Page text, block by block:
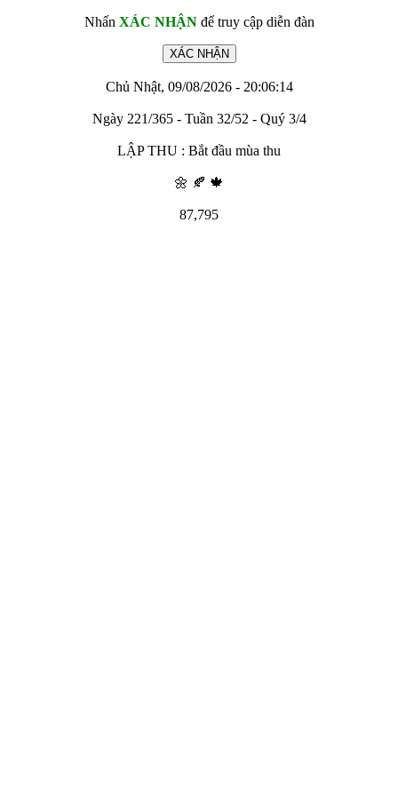
Nhấn XÁC NHẬNđể truy cập diễn đàn
Chủ Nhật, 09/08/2026 - 20:06:14
Ngày 221/365 - Tuần 32/52 - Quý 3/4
LẬP THU : Bắt đầu mùa thu
🌼 🍂 🍁
87,795